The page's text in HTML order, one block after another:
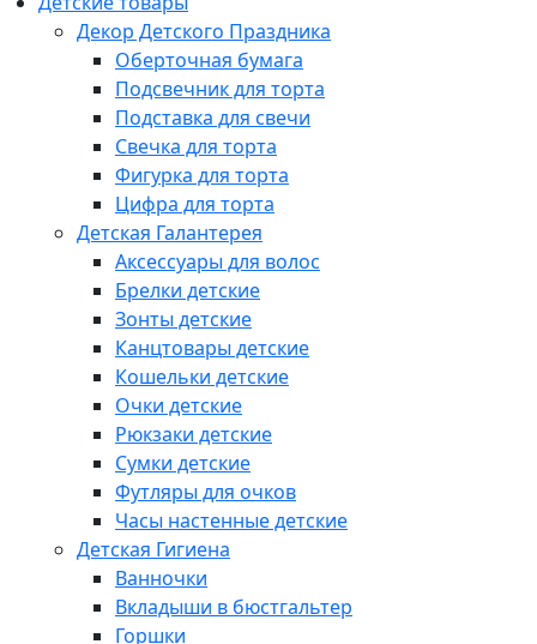
Декор Детского Праздника
Оберточная бумага
Подсвечник для торта
Подставка для свечи
Свечка для торта
Фигурка для торта
Цифра для торта
Детская Галантерея
Аксессуары для волос
Брелки детские
Зонты детские
Канцтовары детские
Кошельки детские
Очки детские
Рюкзаки детские
Сумки детские
Футляры для очков
Часы настенные детские
Детская Гигиена
Ванночки
Вкладыши в бюстгальтер
Горшки